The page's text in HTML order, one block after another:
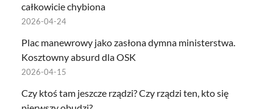
całkowicie chybiona
2026-04-24
Plac manewrowy jako zasłona dymna ministerstwa.
Kosztowny absurd dla OSK
2026-04-15
Czy ktoś tam jeszcze rządzi? Czy rządzi ten, kto się